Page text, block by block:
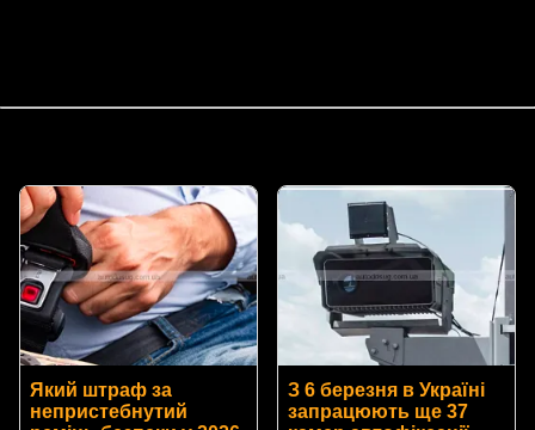
Який штраф за
непристебнутий
З 6 березня в Україні
запрацюють ще 37